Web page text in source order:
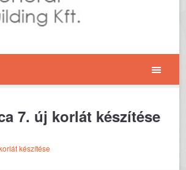
7. új korlát készítése